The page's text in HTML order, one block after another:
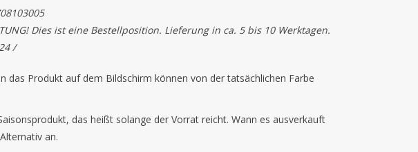
Dies ist eine Bestellposition. Lieferung in ca. 5 bis 10 Werktagen.
/
das Produkt auf dem Bildschirm können von der tatsächlichen Farbe
das heißt solange der Vorrat reicht. Wann es ausverkauft
an.